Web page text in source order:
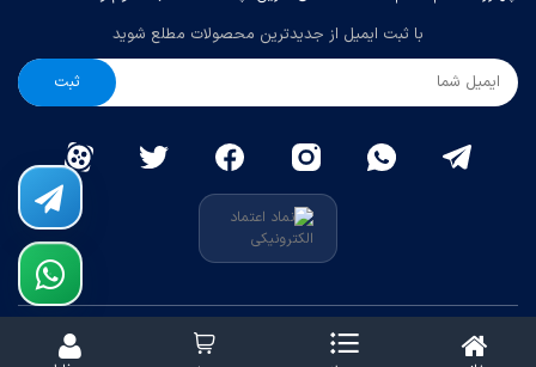
با ثبت ایمیل از جدیدترین محصولات مطلع شوید
ثبت
کلیه حقوق متعلق به
می باشد.